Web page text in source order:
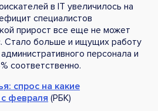
в IT увеличилось на
специалистов
прирост все еще не может
Стало больше и ищущих работу
персонала и
соответственно.
спрос на какие
с февраля (РБК)